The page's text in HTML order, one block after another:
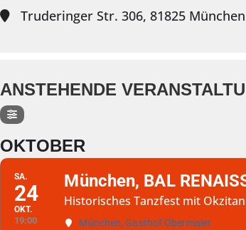
Truderinger Str. 306, 81825 München
ANSTEHENDE
OKTOBER
SA.
24
OKT.
19:00
München, BAL
Historisches Tanzfest mit
München, Gasthof Obermaier